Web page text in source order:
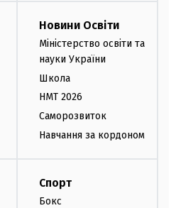
Новини Освіти
Міністерство освіти та
науки України
Школа
НМТ 2026
Саморозвиток
Навчання за кордоном
Спорт
Бокс